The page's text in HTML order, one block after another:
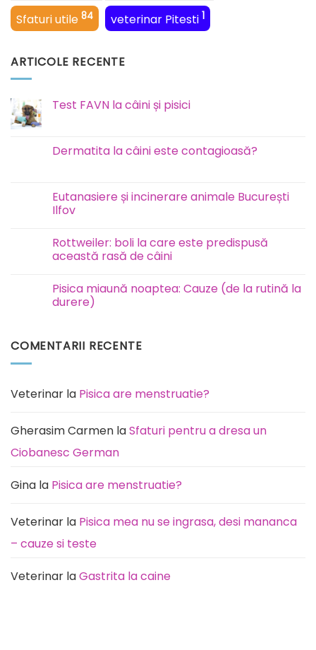
Sfaturi utile 84 veterinar Pitesti 1
ARTICOLE RECENTE
Test FAVN la câini și pisici
Test
FAVN
pisici
Dermatita la câini este contagioasă?
Dermatita
la
câini
Eutanasiere și incinerare animale București
Ilfov
la
Eutanasiere
și
București
Ilfov
Rottweiler: boli la care este predispusă
această rasă de câini
la
Rottweiler:
boli
predispusă
Pisica miaună noaptea: Cauze (de la rutină la
durere)
Pisica
la
rutină
COMENTARII RECENTE
Veterinar la Pisica are menstruatie?
Gherasim Carmen laSfaturi pentru a dresa un
Ciobanesc German
Gina la Pisica are menstruatie?
Veterinar la Pisica mea nu se ingrasa, desi mananca
– cauze si teste
Veterinar laGastrita la caine